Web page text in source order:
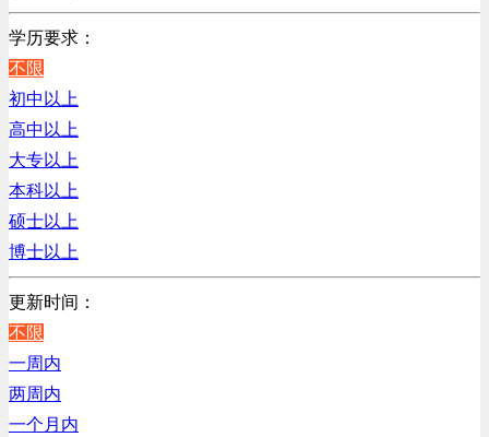
广东
江苏
陕西
浙江
辽宁
上海
不限
机械制造/仪器仪表类
计算机硬件类
销售管理类
计算机软件类
贸易/物流/仓储/采购类
客服及凯发娱乐网址的技术支持类
高级管理类
电子/电器/半导体类
电力电气/能源/自动化
程序/语言开发类
行政/后勤/文秘类
销售类
人力资源类
学历要求：
不限
初中以上
高中以上
大专以上
本科以上
硕士以上
博士以上
更新时间：
不限
一周内
两周内
一个月内